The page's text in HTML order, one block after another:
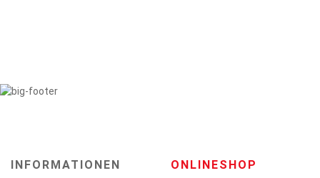
INFORMATIONEN ONLINESHOP